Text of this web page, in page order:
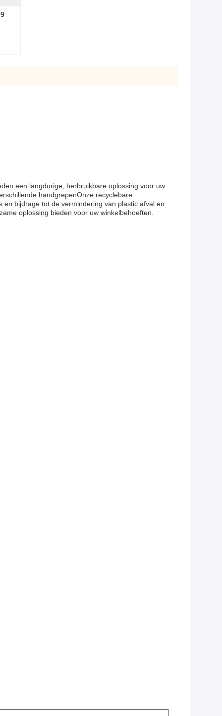
een langdurige, herbruikbare oplossing voor uw
handgrepenOnze recyclebare
bijdrage tot de vermindering van plastic afval en
oplossing bieden voor uw winkelbehoeften.